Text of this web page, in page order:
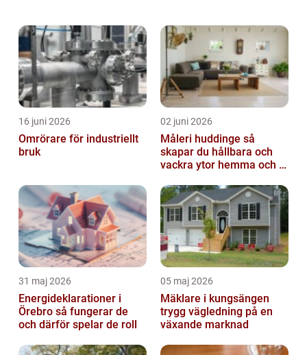
en mer funktionell och attraktiv plats där
m...
16 juni 2026
Omrörare för industriellt
bruk
02 juni 2026
Måleri huddinge så
skapar du hållbara och
vackra ytor hemma och i
31 maj 2026
Energideklarationer i
Örebro så fungerar de
och därför spelar de roll
05 maj 2026
Mäklare i kungsängen
trygg vägledning på en
växande marknad